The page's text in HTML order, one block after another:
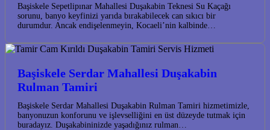
Başiskele Sepetlipınar Mahallesi Duşakabin Teknesi Su Kaçağı
sorunu, banyo keyfinizi yarıda bırakabilecek can sıkıcı bir
durumdur. Ancak endişelenmeyin, Kocaeli’nin kalbinde…
Başiskele Serdar Mahallesi Duşakabin
Rulman Tamiri
Başiskele Serdar Mahallesi Duşakabin Rulman Tamiri hizmetimizle,
banyonuzun konforunu ve işlevselliğini en üst düzeyde tutmak için
buradayız. Duşakabininizde yaşadığınız rulman…